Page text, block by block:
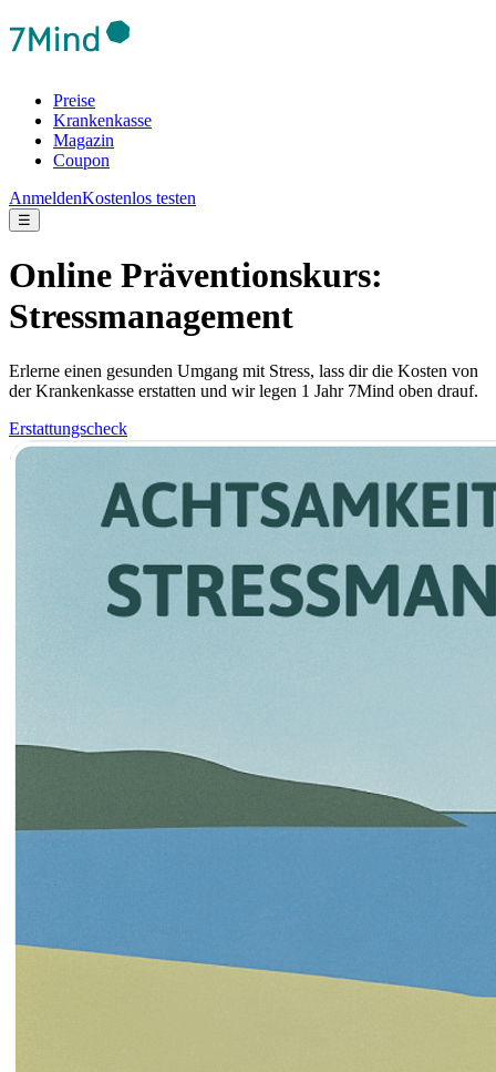
Preise
Krankenkasse
Magazin
Coupon
AnmeldenKostenlos testen
☰
Online Präventionskurs:
Stressmanagement
Erlerne einen gesunden Umgang mit Stress, lass dir die Kosten von
der Krankenkasse erstatten und wir legen 1 Jahr 7Mind oben drauf.
Erstattungscheck